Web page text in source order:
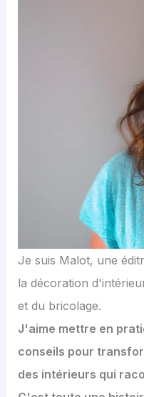
Je suis Malot, une
la décoration
et du bricolage.
J'aime mettre en
conseils pour
des intérieurs qui